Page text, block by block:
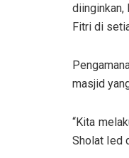
diinginkan,
Fitri di
masjid
“Kita
Sholat Ied